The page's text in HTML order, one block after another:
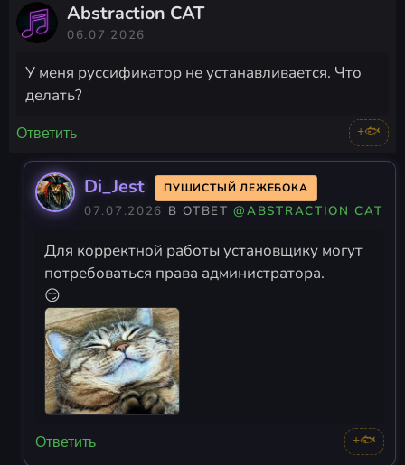
Abstraction CAT
06.07.2026
У меня руссификатор не устанавливается. Что
делать?
Ответить +🐟
Di_Jest ПУШИСТЫЙ ЛЕЖЕБОКА
07.07.2026 В ОТВЕТ@ABSTRACTION CAT
Для корректной работы установщику могут
потребоваться права администратора.
😏
Ответить +🐟